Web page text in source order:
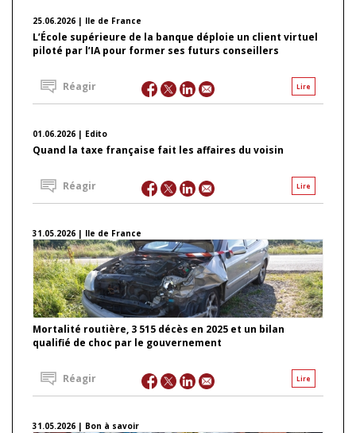
25.06.2026 | Ile de France
L’École supérieure de la banque déploie un client virtuel
piloté par l’IA pour former ses futurs conseillers
Lire
Réagir
01.06.2026 | Edito
Quand la taxe française fait les affaires du voisin
Lire
Réagir
31.05.2026 | Ile de France
Mortalité routière, 3 515 décès en 2025 et un bilan
qualifié de choc par le gouvernement
Lire
Réagir
31.05.2026 | Bon à savoir